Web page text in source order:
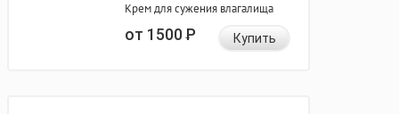
Крем для сужения влагалища
от 1500Р Купить